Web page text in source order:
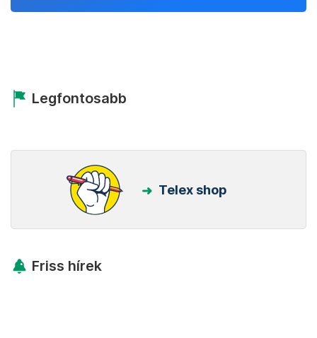
Legfontosabb
Telex shop
Friss hírek